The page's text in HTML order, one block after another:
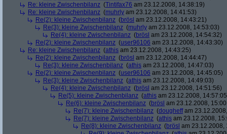
Re: kleine Zwischenbilanz (Tintifax76 am 23.12.2008, 14:38:19)
Re: kleine Zwischenbilanz (muhrly am 23.12.2008, 14:41:53)
Re(2): kleine Zwischenbilanz (brösl am 23.12.2008, 14:43:21)
Re(3): kleine Zwischenbilanz (muhrly am 23.12.2008, 14:53:03)
Re(4): kleine Zwischenbilanz (brösl am 23.12.2008, 14:54:32)
Re(2): kleine Zwischenbilanz (user96106 am 23.12.2008, 14:43:30)
Re: kleine Zwischenbilanz (athis am 23.12.2008, 14:43:25)
Re(2): kleine Zwischenbilanz (brösl am 23.12.2008, 14:44:47)
Re(3): kleine Zwischenbilanz (athis am 23.12.2008, 14:47:03)
Re(2): kleine Zwischenbilanz (user96106 am 23.12.2008, 14:45:05)
Re(3): kleine Zwischenbilanz (athis am 23.12.2008, 14:49:03)
Re(4): kleine Zwischenbilanz (brösl am 23.12.2008, 14:51:56)
Re(5): kleine Zwischenbilanz (athis am 23.12.2008,
Re(6): kleine Zwischenbilanz (brösl am 23.12.2008,
Re(7): kleine Zwischenbilanz (dougheffam
Re(7): kleine Zwischenbilanz (athis am 23.12.2008,
Re(8): kleine Zwischenbilanz (brösl am 23.12.2008,